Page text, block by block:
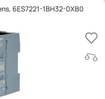
6ES7221-1BH32-0XB0